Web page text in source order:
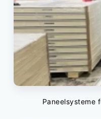
Paneelsysteme